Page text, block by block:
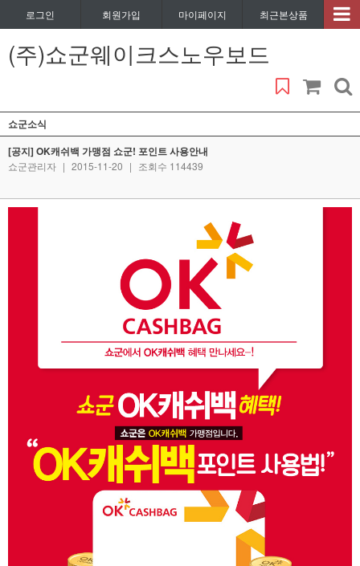
로그인 회원가입 마이페이지 최근본상품
(주)쇼군웨이크스노우보드
쇼군소식
[공지] OK캐쉬백 가맹점 쇼군! 포인트 사용안내
쇼군관리자 | 2015-11-20 | 조회수 114439